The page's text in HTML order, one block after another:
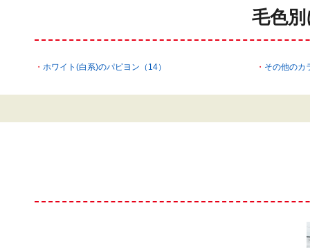
毛色
ホワイト(白系)のパピヨン（14） その他のカ